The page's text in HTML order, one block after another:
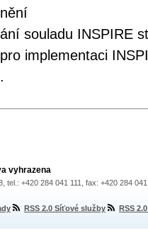
souladu INSPIRE
implementaci
vyhrazena
tel.: +420 284 041 111, fax: +420 284
RSS 2.0 Síťové služby RSS